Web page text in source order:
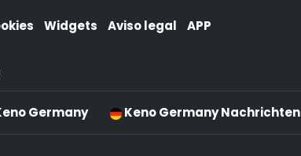
Widgets Aviso legal APP
Germany Keno Germany Nachrichten